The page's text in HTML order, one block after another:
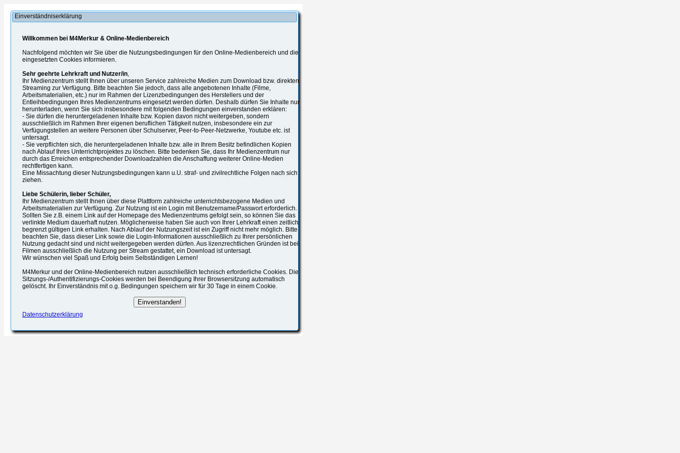
Einverständniserklärung
Willkommen bei M4Merkur & Online-Medienbereich
Nachfolgend möchten wir Sie über die Nutzungsbedingungen für den Online-Medienbereich und die
eingesetzten Cookies informieren.
Sehr geehrte Lehrkraft und Nutzer/in,
Ihr Medienzentrum stellt Ihnen über unseren Service zahlreiche Medien zum Download bzw. direkten
Streaming zur Verfügung. Bitte beachten Sie jedoch, dass alle angebotenen Inhalte (Filme,
Arbeitsmaterialien, etc.) nur im Rahmen der Lizenzbedingungen des Herstellers und der
Entleihbedingungen Ihres Medienzentrums eingesetzt werden dürfen. Deshalb dürfen Sie Inhalte nur
herunterladen, wenn Sie sich insbesondere mit folgenden Bedingungen einverstanden erklären:
- Sie dürfen die heruntergeladenen Inhalte bzw. Kopien davon nicht weitergeben, sondern
ausschließlich im Rahmen Ihrer eigenen beruflichen Tätigkeit nutzen, insbesondere ein zur
Verfügungstellen an weitere Personen über Schulserver, Peer-to-Peer-Netzwerke, Youtube etc. ist
untersagt.
- Sie verpflichten sich, die heruntergeladenen Inhalte bzw. alle in Ihrem Besitz befindlichen Kopien
nach Ablauf Ihres Unterrichtprojektes zu löschen. Bitte bedenken Sie, dass Ihr Medienzentrum nur
durch das Erreichen entsprechender Downloadzahlen die Anschaffung weiterer Online-Medien
rechtfertigen kann.
Eine Missachtung dieser Nutzungsbedingungen kann u.U. straf- und zivilrechtliche Folgen nach sich
ziehen.
Liebe Schülerin, lieber Schüler,
Ihr Medienzentrum stellt Ihnen über diese Plattform zahlreiche unterrichtsbezogene Medien und
Arbeitsmaterialien zur Verfügung. Zur Nutzung ist ein Login mit Benutzername/Passwort erforderlich.
Sollten Sie z.B. einem Link auf der Homepage des Medienzentrums gefolgt sein, so können Sie das
verlinkte Medium dauerhaft nutzen. Möglicherweise haben Sie auch von Ihrer Lehrkraft einen zeitlich
begrenzt gültigen Link erhalten. Nach Ablauf der Nutzungszeit ist ein Zugriff nicht mehr möglich. Bitte
beachten Sie, dass dieser Link sowie die Login-Informationen ausschließlich zu Ihrer persönlichen
Nutzung gedacht sind und nicht weitergegeben werden dürfen. Aus lizenzrechtlichen Gründen ist bei
Filmen ausschließlich die Nutzung per Stream gestattet, ein Download ist untersagt.
Wir wünschen viel Spaß und Erfolg beim Selbständigen Lernen!
M4Merkur und der Online-Medienbereich nutzen ausschließlich technisch erforderliche Cookies. Die
Sitzungs-/Authentifizierungs-Cookies werden bei Beendigung Ihrer Browsersitzung automatisch
gelöscht. Ihr Einverständnis mit o.g. Bedingungen speichern wir für 30 Tage in einem Cookie.
Datenschutzerklärung